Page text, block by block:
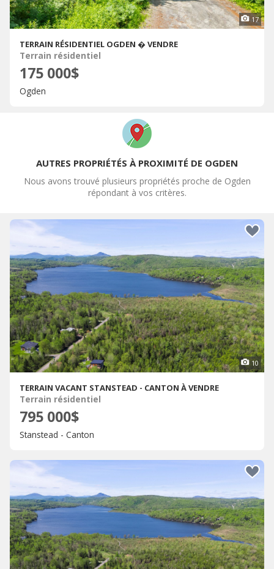
17
TERRAIN RÉSIDENTIEL OGDEN � VENDRE
Terrain résidentiel
175 000$
Ogden
AUTRES PROPRIÉTÉS À PROXIMITÉ DE OGDEN
Nous avons trouvé plusieurs propriétés proche de Ogden
répondant à vos critères.
10
TERRAIN VACANT STANSTEAD - CANTON À VENDRE
Terrain résidentiel
795 000$
Stanstead - Canton